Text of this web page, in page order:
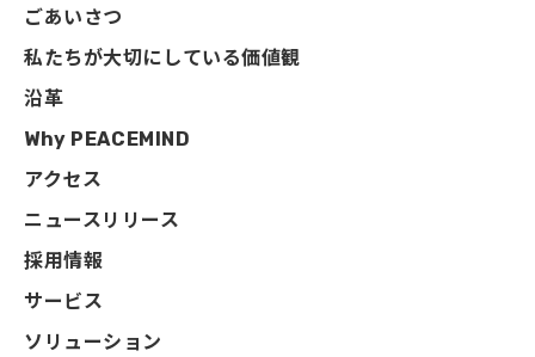
ごあいさつ
私たちが大切にしている価値観
沿革
Why PEACEMIND
アクセス
ニュースリリース
採用情報
サービス
ソリューション